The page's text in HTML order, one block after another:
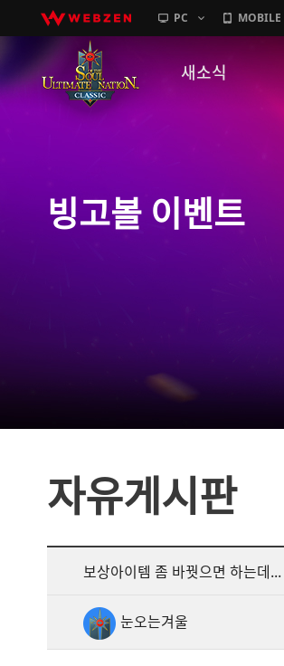
PC MOBILE
새소식
GM노트
이벤트
빙고볼 이벤트
자유게시판
보상아이템 좀 바꿧으면 하는데...
눈오는겨울